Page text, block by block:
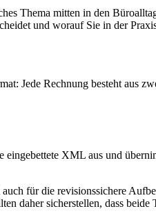
Thema mitten in den
und worauf Sie in der
Jede Rechnung besteht aus
XML aus und
für die revisionssichere
daher sicherstellen, dass beide